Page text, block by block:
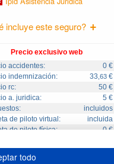
incluye este seguro?
Precio exclusivo web
accidentes:
0 €
indemnización:
33 ,63 €
rc:
50 €
a. juridica:
5 €
incluidos
de piloto virtual:
incluida
de piloto física:
0 €
Total:230 €
todo